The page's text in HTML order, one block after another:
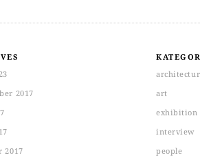
2017
2017
art
exhibition
interview
people